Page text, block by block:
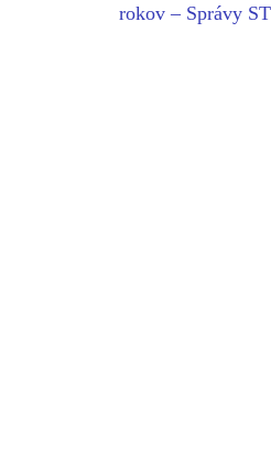
rokov – Správy